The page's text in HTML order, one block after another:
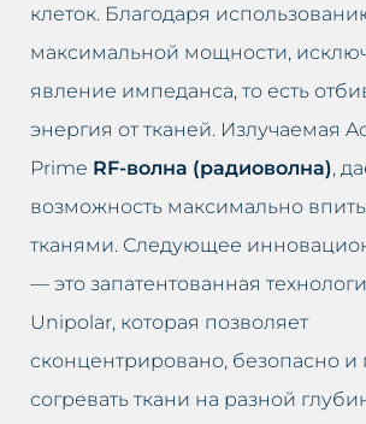
клеток. Благодаря
максимальной мощности,
явление импеданса, то есть
энергия от тканей. Излучаемая
Prime RF-волна (радиоволна),
возможность максимально
тканями. Следующее
— это запатентованная
Unipolar, которая позволяет
сконцентрировано, безопасно и
согревать ткани на разной